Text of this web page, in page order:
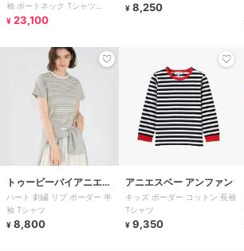
袖 ボートネック Tシャツ
”Oceania”
¥ 23,100
¥ 8,250
トゥービーバイアニエス
ベー
ハート 刺繍 リブ ボーダー 半
袖 Tシャツ
¥ 8,800
アニエスベー アンファン
キッズ ボーダー コットン 長袖
Tシャツ
¥ 9,350